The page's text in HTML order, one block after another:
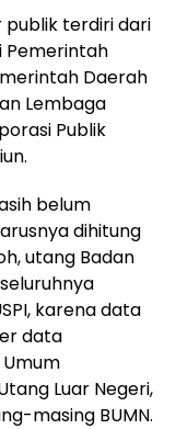
publik terdiri dari
Pemerintah
Daerah
Lembaga
Publik
belum
dihitung
utang Badan
karena data
data
Luar Negeri,
masing BUMN.